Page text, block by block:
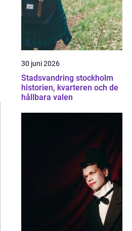
30 juni 2026
Stadsvandring stockholm
historien, kvarteren och de
hållbara valen